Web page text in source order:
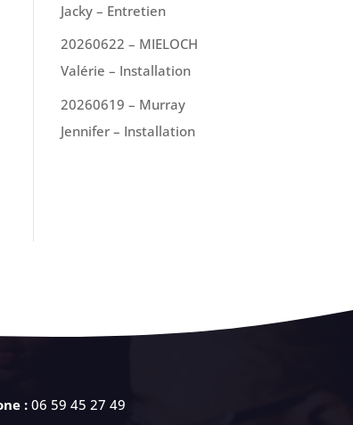
Jacky – Entretien
20260622 – MIELOCH
Valérie – Installation
20260619 – Murray
Jennifer – Installation
: 06 59 45 27 49